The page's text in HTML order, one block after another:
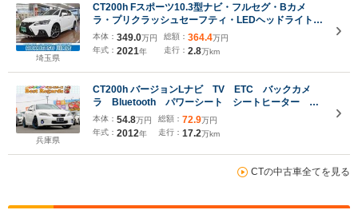
埼玉県
CT200h Fスポーツ10.3型ナビ・フルセグ・Bカメ
ラ・プリクラッシュセーフティ・LEDヘッドライト・
クリアランスソナー
本体： 349.0万円
年式： 2021年
総額： 364.4万円
走行： 2.8万km
兵庫県
CT200h バージョンLナビ TV ETC バックカメ
ラ Bluetooth パワーシート シートヒーター 電
動格納ミラー パワーステアリング パワーウィンド
ウ
本体： 54.8万円
年式： 2012年
総額： 72.9万円
走行： 17.2万km
CTの中古車全てを見る